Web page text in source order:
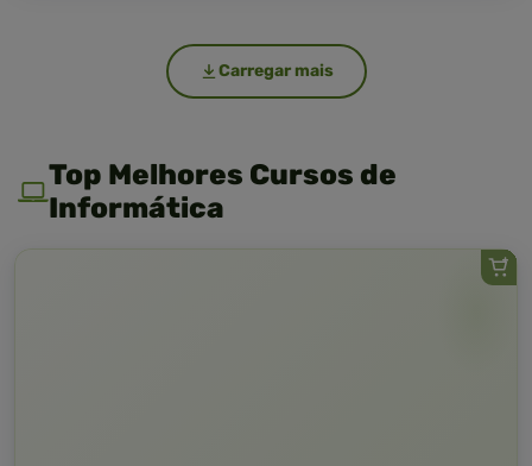
Carregar mais
Top Melhores Cursos de
Informática